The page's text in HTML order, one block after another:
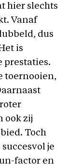
hier slechts
Vanaf
dus
is
prestaties.
toernooien,
ook zij
Toch
je
factor en